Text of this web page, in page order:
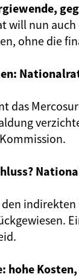
will nun
ohne die
das
indirekten
hohe